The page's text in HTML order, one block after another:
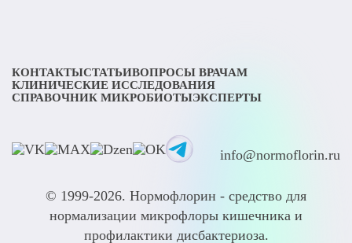
КОНТАКТЫСТАТЬИВОПРОСЫ ВРАЧАМ
КЛИНИЧЕСКИЕ ИССЛЕДОВАНИЯ
СПРАВОЧНИК МИКРОБИОТЫЭКСПЕРТЫ
info@normoflorin.ru
© 1999-2026. Нормофлорин - средство для
нормализации микрофлоры кишечника и
профилактики дисбактериоза.